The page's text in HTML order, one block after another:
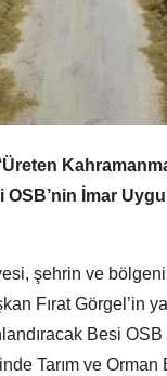
İmar
şehrin ve
Fırat Görgel’in
Besi
Tarım ve Orman